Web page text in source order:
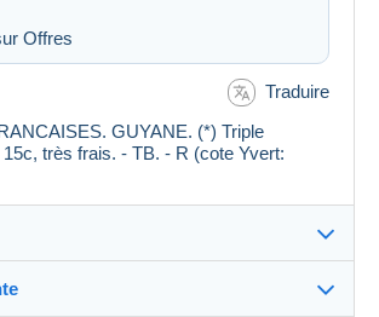
Offres
Traduire
GUYANE. (*) Triple
très frais. - TB. - R (cote Yvert: